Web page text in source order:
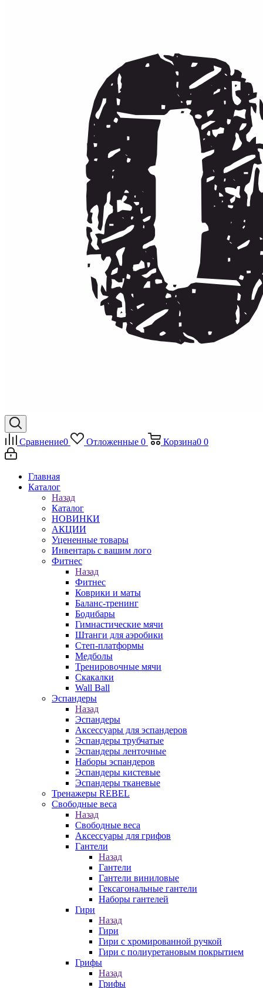
Сравнение0 Отложенные 0 Корзина0 0
Главная
Каталог
Назад
Каталог
НОВИНКИ
АКЦИИ
Уцененные товары
Инвентарь с вашим лого
Фитнес
Назад
Фитнес
Коврики и маты
Баланс-тренинг
Бодибары
Гимнастические мячи
Штанги для аэробики
Степ-платформы
Медболы
Тренировочные мячи
Скакалки
Wall Ball
Эспандеры
Назад
Эспандеры
Аксессуары для эспандеров
Эспандеры трубчатые
Эспандеры ленточные
Наборы эспандеров
Эспандеры кистевые
Эспандеры тканевые
Тренажеры REBEL
Свободные веса
Назад
Свободные веса
Аксессуары для грифов
Гантели
Назад
Гантели
Гантели виниловые
Гексагональные гантели
Наборы гантелей
Гири
Назад
Гири
Гири с хромированной ручкой
Гири с полиуретановым покрытием
Грифы
Назад
Грифы